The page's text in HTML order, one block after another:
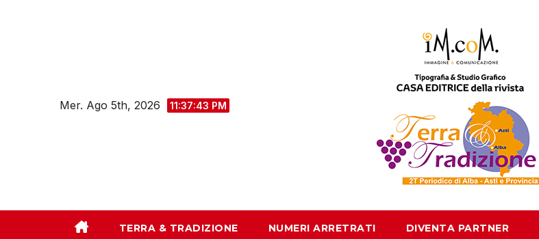
Mer. Ago 5th, 2026 11:37:44 PM
TERRA & TRADIZIONE NUMERI ARRETRATI DIVENTA PARTNER